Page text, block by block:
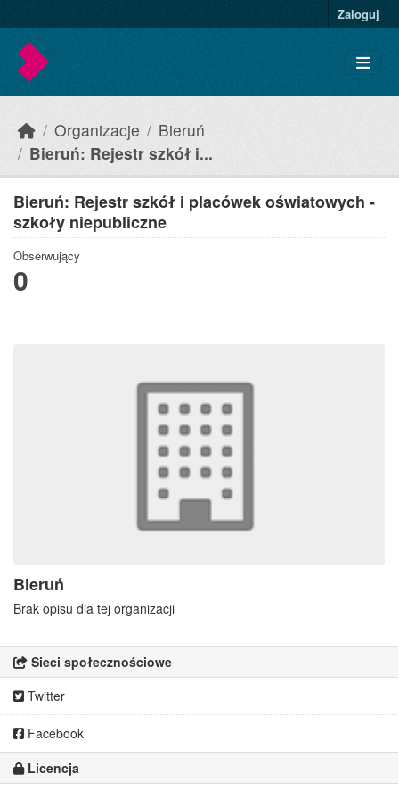
Zaloguj
Organizacje
Bieruń
Bieruń: Rejestr szkół i...
Bieruń: Rejestr szkół i placówek oświatowych -
szkoły niepubliczne
Obserwujący
0
Bieruń
Brak opisu dla tej organizacji
Sieci społecznościowe
Twitter
Facebook
Licencja